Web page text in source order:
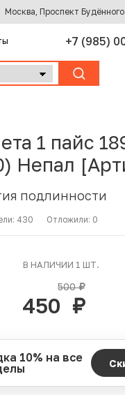
Москва, Проспект Будённого
+7 (985)
1 пайс
Непал
ПОДЛИННОСТИ
430 Отложили: 0
В НАЛИЧИИ 1 ШТ.
500руб.
450 руб.
10% на все